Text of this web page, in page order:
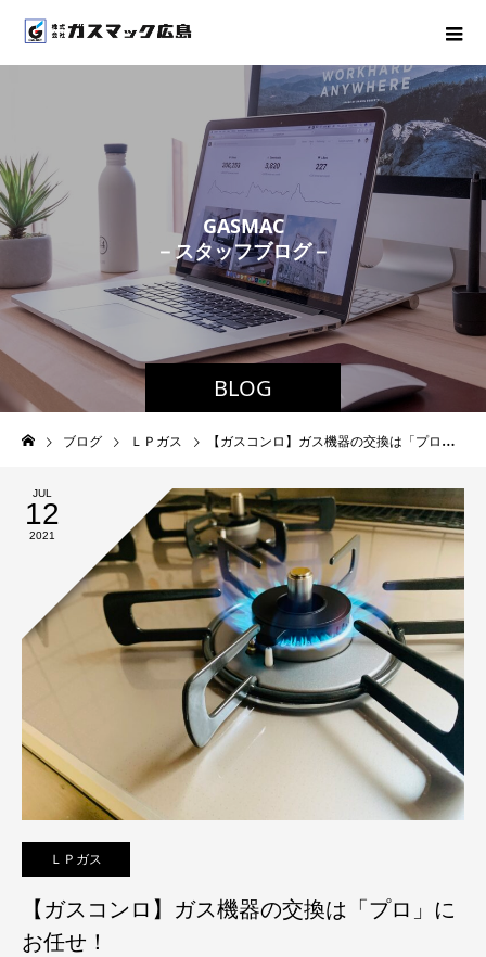
BLOG
GASMAC
－ スタッフブログ－
ブログ ＬＰガス 【ガスコンロ】ガス機器の交換は「プロ」にお任せ！
JUL
12
2021
ＬＰガス
【ガスコンロ】ガス機器の交換は「プロ」に
お任せ！